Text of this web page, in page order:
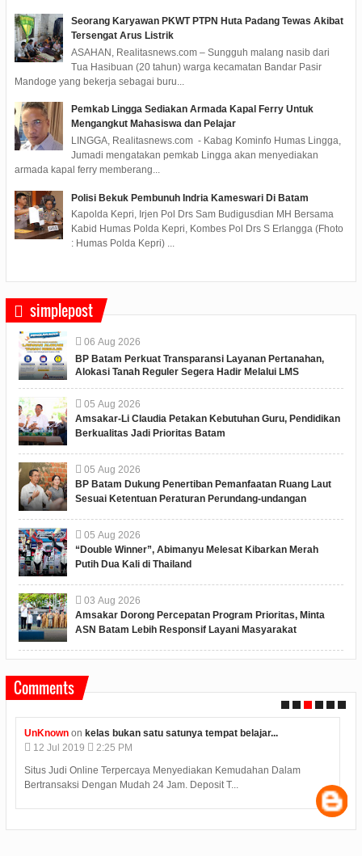
Seorang Karyawan PKWT PTPN Huta Padang Tewas Akibat
Tersengat Arus Listrik
ASAHAN, Realitasnews.com – Sungguh malang nasib dari
Tua Hasibuan (20 tahun) warga kecamatan Bandar Pasir
Mandoge yang bekerja sebagai buru...
Pemkab Lingga Sediakan Armada Kapal Ferry Untuk
Mengangkut Mahasiswa dan Pelajar
LINGGA, Realitasnews.com - Kabag Kominfo Humas Lingga,
Jumadi mengatakan pemkab Lingga akan menyediakan
armada kapal ferry memberang...
Polisi Bekuk Pembunuh Indria Kameswari Di Batam
Kapolda Kepri, Irjen Pol Drs Sam Budigusdian MH Bersama
Kabid Humas Polda Kepri, Kombes Pol Drs S Erlangga (Fhoto
: Humas Polda Kepri) ...
simplepost
06 Aug 2026
BP Batam Perkuat Transparansi Layanan Pertanahan,
Alokasi Tanah Reguler Segera Hadir Melalui LMS
05 Aug 2026
Amsakar-Li Claudia Petakan Kebutuhan Guru, Pendidikan
Berkualitas Jadi Prioritas Batam
05 Aug 2026
BP Batam Dukung Penertiban Pemanfaatan Ruang Laut
Sesuai Ketentuan Peraturan Perundang-undangan
05 Aug 2026
“Double Winner”, Abimanyu Melesat Kibarkan Merah
Putih Dua Kali di Thailand
03 Aug 2026
Amsakar Dorong Percepatan Program Prioritas, Minta
ASN Batam Lebih Responsif Layani Masyarakat
Comments
UnKnownon kelas bukan satu satunya tempat belajar...
12 Jul 2019
2:25 PM
Situs Judi Online Terpercaya Menyediakan Kemudahan Dalam
Bertransaksi Dengan Mudah 24 Jam. Deposit T...